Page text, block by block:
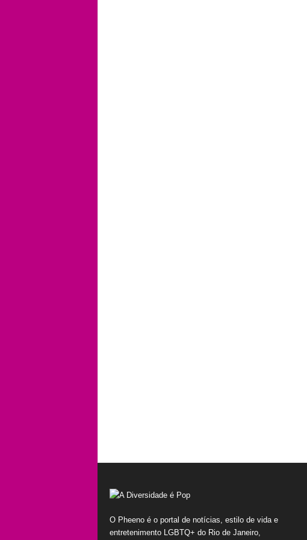
O Pheeno é o portal de notícias, estilo de vida e
entretenimento LGBTQ+ do Rio de Janeiro,